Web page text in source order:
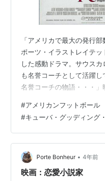
アカデミー賞
受賞
ザ・エージェント
「アメリカで最大の発行
ポーツ・イラストレイテ
した感動ドラマ。サウス
も名誉コーチとして活躍
名誉コーチの物語・・・
あり
#アメリカンフットボール
#キューバ・グッディング
Porte Bonheur • 4年前
映画：恋愛小説家